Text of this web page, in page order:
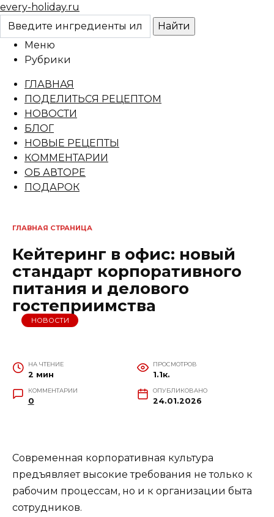
Перейти
содержанию
every-holiday.ru
Меню
Рубрики
ГЛАВНАЯ
ПОДЕЛИТЬСЯ РЕЦЕПТОМ
НОВОСТИ
БЛОГ
НОВЫЕ РЕЦЕПТЫ
КОММЕНТАРИИ
ОБ АВТОРЕ
ПОДАРОК
ГЛАВНАЯ СТРАНИЦА
Кейтеринг в офис: новый
стандарт корпоративного
питания и делового
гостеприимства
НОВОСТИ
НА ЧТЕНИЕ
2 мин
ПРОСМОТРОВ
1.1к.
КОММЕНТАРИИ
0
ОПУБЛИКОВАНО
24.01.2026
Современная корпоративная культура
предъявляет высокие требования не только к
рабочим процессам, но и к организации быта
сотрудников.